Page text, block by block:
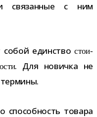
и свя­зан­ные с ним
собой един­ствосто­и­
. Для новичка не
товара